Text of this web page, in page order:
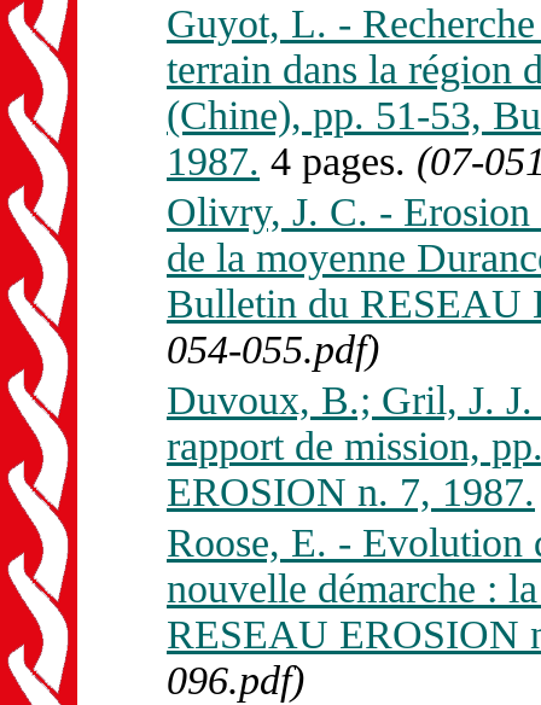
Guyot, L. -
terrain dans la région
(Chine), pp. 51-53,
1987. 4 pages. (07-
Olivry, J. C. - Erosion
de la moyenne
Bulletin du RESEAU
054-055.pdf)
Duvoux, B.; Gril, J.
rapport de mission,
EROSION n. 7, 1987.
Roose, E. - Evolution
nouvelle démarche :
RESEAU EROSION
096.pdf)